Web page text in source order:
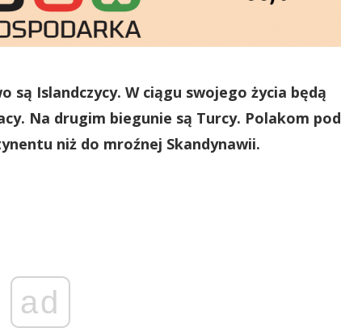
są Islandczycy. W ciągu swojego życia będą
Na drugim biegunie są Turcy. Polakom pod
niż do mroźnej Skandynawii.
ad